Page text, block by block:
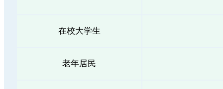
在校大学生
老年居民